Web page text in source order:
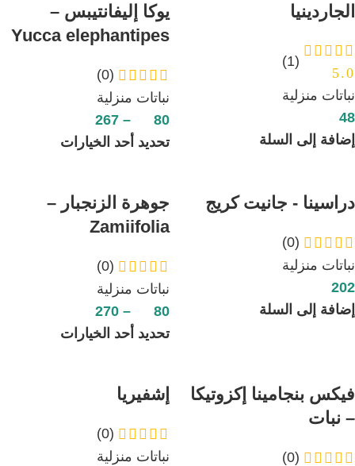
الجاردينيا
5.0
(1)
نباتات منزلية
48
إضافة إلى السلة
يوكا إليفانتيبس –
Yucca elephantipes
(0)
نباتات منزلية
80
–
267
تحديد أحد الخيارات
دراسينا - جانيت كريج
(0)
نباتات منزلية
202
إضافة إلى السلة
جوهرة الزنجبار –
Zamiifolia
(0)
نباتات منزلية
80
–
270
تحديد أحد الخيارات
فيكس بنجامينا إكزوتيكا
– نبات
(0)
إشفيريا
(0)
نباتات منزلية